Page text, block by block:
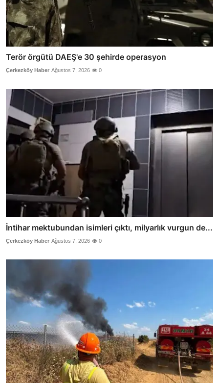
Terör örgütü DAEŞ'e 30 şehirde operasyon
Çerkezköy Haber Ağustos 7, 2026 0
İntihar mektubundan isimleri çıktı, milyarlık vurgun de...
Çerkezköy Haber Ağustos 7, 2026 0